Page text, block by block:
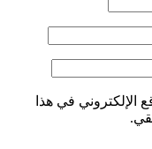
الإلكتروني في هذا